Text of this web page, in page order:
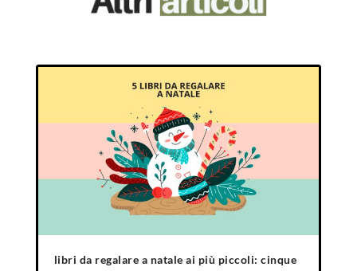
libri da regalare a natale ai più piccoli: cinque